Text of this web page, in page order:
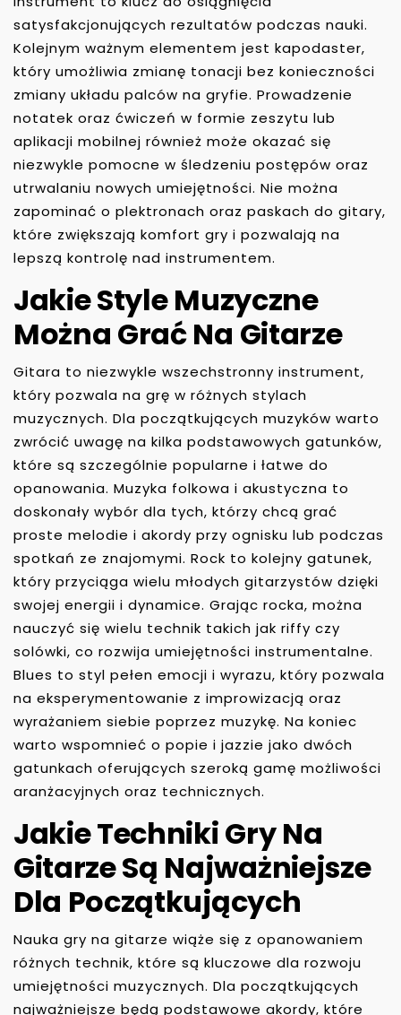
satysfakcjonujących rezultatów podczas nauki.
Kolejnym ważnym elementem jest kapodaster,
który umożliwia zmianę tonacji bez konieczności
zmiany układu palców na gryfie. Prowadzenie
notatek oraz ćwiczeń w formie zeszytu lub
aplikacji mobilnej również może okazać się
niezwykle pomocne w śledzeniu postępów oraz
utrwalaniu nowych umiejętności. Nie można
zapominać o plektronach oraz paskach do gitary,
które zwiększają komfort gry i pozwalają na
lepszą kontrolę nad instrumentem.
Jakie Style Muzyczne
Można Grać Na Gitarze
Gitara to niezwykle wszechstronny instrument,
który pozwala na grę w różnych stylach
muzycznych. Dla początkujących muzyków warto
zwrócić uwagę na kilka podstawowych gatunków,
które są szczególnie popularne i łatwe do
opanowania. Muzyka folkowa i akustyczna to
doskonały wybór dla tych, którzy chcą grać
proste melodie i akordy przy ognisku lub podczas
spotkań ze znajomymi. Rock to kolejny gatunek,
który przyciąga wielu młodych gitarzystów dzięki
swojej energii i dynamice. Grając rocka, można
nauczyć się wielu technik takich jak riffy czy
solówki, co rozwija umiejętności instrumentalne.
Blues to styl pełen emocji i wyrazu, który pozwala
na eksperymentowanie z improwizacją oraz
wyrażaniem siebie poprzez muzykę. Na koniec
warto wspomnieć o popie i jazzie jako dwóch
gatunkach oferujących szeroką gamę możliwości
aranżacyjnych oraz technicznych.
Jakie Techniki Gry Na
Gitarze Są Najważniejsze
Dla Początkujących
Nauka gry na gitarze wiąże się z opanowaniem
różnych technik, które są kluczowe dla rozwoju
umiejętności muzycznych. Dla początkujących
najważniejsze będą podstawowe akordy, które